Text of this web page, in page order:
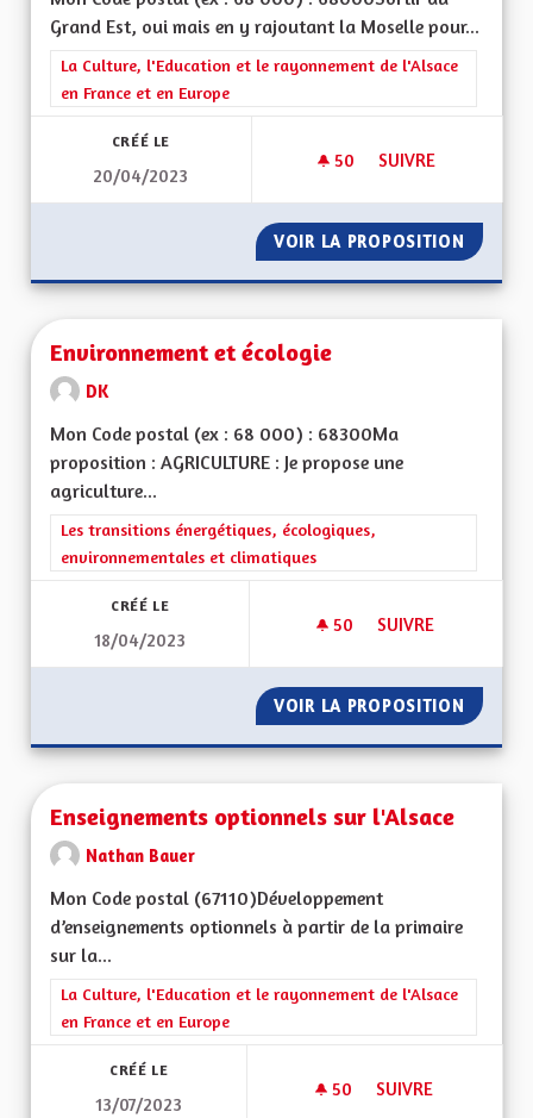
Grand Est, oui mais en y rajoutant la Moselle pour...
Filtrer les résultats de la catégorie : La Culture, l'Education et
La Culture, l'Education et le rayonnement de l'Alsace
en France et en Europe
CRÉÉ LE
20/04/2023
50 50 ABONNÉS
SUIVRE
VOIR LA PROPOSITION ET
Environnement et écologie
DK
Mon Code postal (ex : 68 000) : 68300Ma
proposition : AGRICULTURE : Je propose une
agriculture...
Filtrer les résultats de la catégorie : Les transitions
Les transitions énergétiques, écologiques,
environnementales et climatiques
CRÉÉ LE
18/04/2023
50 50 ABONNÉS
SUIVRE
VOIR LA PROPOSITION
Enseignements optionnels sur l'Alsace
Nathan Bauer
Mon Code postal (67110)Développement
d’enseignements optionnels à partir de la primaire
sur la...
Filtrer les résultats de la catégorie : La Culture, l'Education et
La Culture, l'Education et le rayonnement de l'Alsace
en France et en Europe
CRÉÉ LE
13/07/2023
50 50 ABONNÉS
SUIVRE